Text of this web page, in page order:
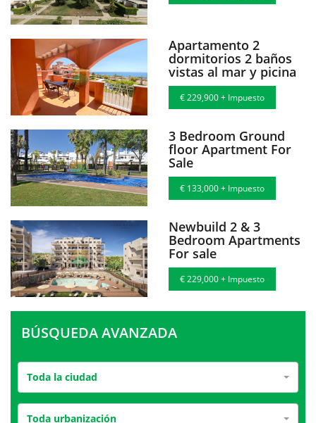
Apartamento 2
dormitorios 2 baños
vistas al mar y picina
€ 229,900 + Impuesto
3 Bedroom Ground
floor Apartment For
Sale
€ 133,000 + Impuesto
Newbuild 2 & 3
Bedroom Apartments
For sale
€ 229,000 + Impuesto
BÚSQUEDA AVANZADA
Toda la ciudad
Toda urbanización